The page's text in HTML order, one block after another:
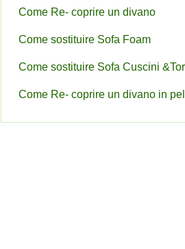
Come Re- coprire un divano
Come sostituire Sofa Foam
Come sostituire Sofa Cuscini
Come Re- coprire un divano in